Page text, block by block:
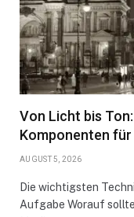
Von Licht bis
Komponenten
AUGUST 5, 2026
Die wichtigsten
Aufgabe Worauf